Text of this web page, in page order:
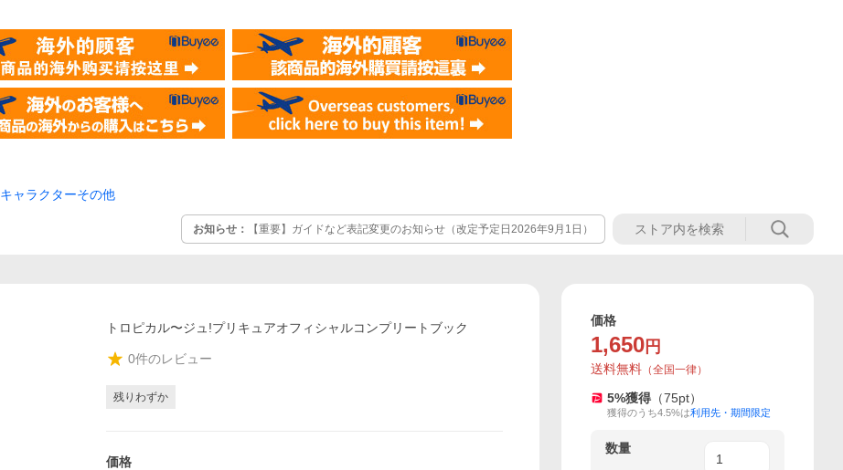
キャラクターその他
お知らせ： 【重要】ガイドなど表記変更のお知らせ（改定予定日2026年9月1日）
トロピカル〜ジュ!プリキュアオフィシャルコンプリートブック
0件のレビュー
残りわずか
価格
価格
1,650 円
送料無料 （全国一律）
5%獲得 （75pt）
獲得のうち4.5%は利用先・期間限定
数量